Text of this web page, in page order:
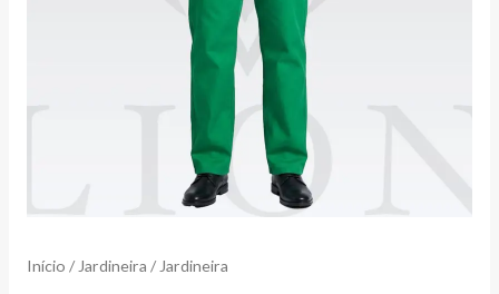
Início / Jardineira / Jardineira